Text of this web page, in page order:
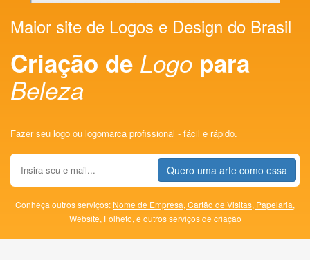
Maior site de Logos e Design do Brasil
Criação de Logo para
Beleza
Fazer seu logo ou logomarca profissional - fácil e rápido.
Quero uma arte como essa
Conheça outros serviços: Nome de Empresa, Cartão de Visitas, Papelaria,
Website, Folheto, e outrosserviços de criação